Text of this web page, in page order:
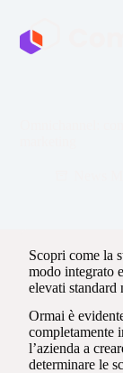
a
l
Scopri come la
modo integrato
elevati standard
Ormai è
completamente
l’azienda a
determinare le